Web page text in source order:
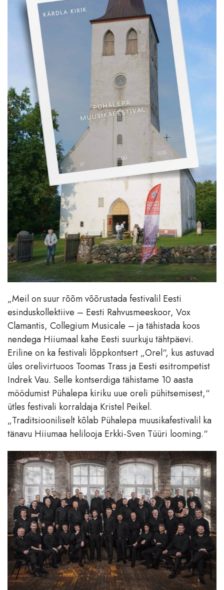
„Meil on suur rõõm võõrustada festivalil Eesti
esinduskollektiive – Eesti Rahvusmeeskoor, Vox
Clamantis, Collegium Musicale – ja tähistada koos
nendega Hiiumaal kahe Eesti suurkuju tähtpäevi.
Eriline on ka festivali lõppkontsert „Orel“, kus astuvad
üles orelivirtuoos Toomas Trass ja Eesti esitrompetist
Indrek Vau. Selle kontserdiga tähistame 10 aasta
möödumist Pühalepa kiriku uue oreli pühitsemisest,“
ütles festivali korraldaja Kristel Peikel.
„Traditsiooniliselt kõlab Pühalepa muusikafestivalil ka
tänavu Hiiumaa helilooja Erkki-Sven Tüüri looming.“